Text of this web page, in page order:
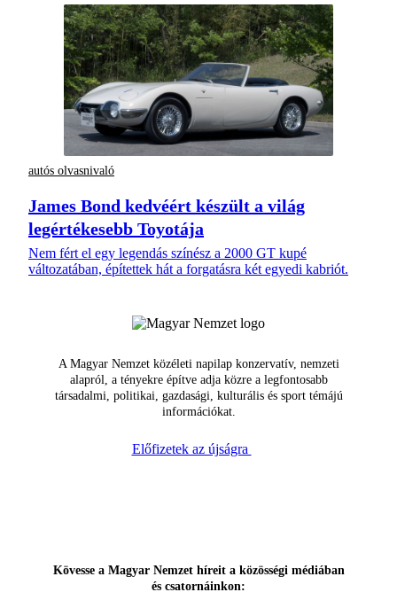
autós olvasnivaló
James Bond kedvéért készült a világ
legértékesebb Toyotája
Nem fért el egy legendás színész a 2000 GT kupé
változatában, építettek hát a forgatásra két egyedi kabriót.
A Magyar Nemzet közéleti napilap konzervatív, nemzeti
alapról, a tényekre építve adja közre a legfontosabb
társadalmi, politikai, gazdasági, kulturális és sport témájú
információkat.
Előfizetek az újságra
Kövesse a Magyar Nemzet híreit a közösségi médiában
és csatornáinkon: